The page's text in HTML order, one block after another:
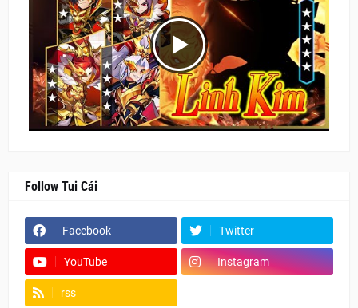
Follow Tui Cái
Facebook Twitter
YouTube Instagram
rss